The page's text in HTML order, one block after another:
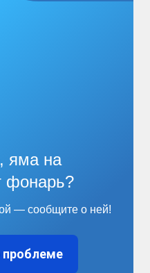
яма на
фонарь?
— сообщите о ней!